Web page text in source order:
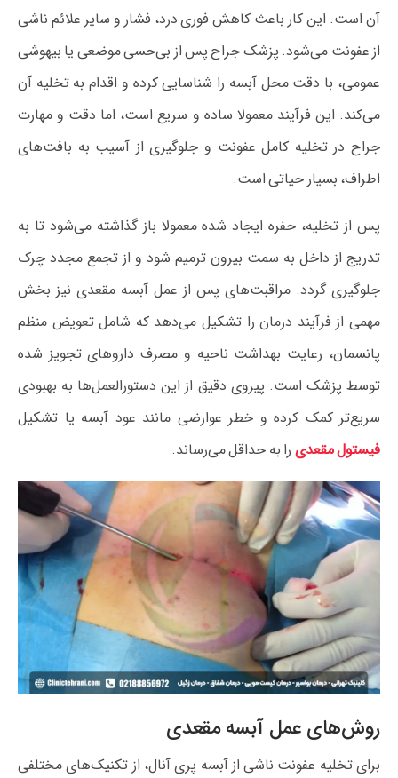
آن است. این کار باعث کاهش فوری درد، فشار و سایر علائم ناشی
از عفونت می‌شود. پزشک جراح پس از بی‌حسی موضعی یا بیهوشی
عمومی، با دقت محل آبسه را شناسایی کرده و اقدام به تخلیه آن
می‌کند. این فرآیند معمولا ساده و سریع است، اما دقت و مهارت
جراح در تخلیه کامل عفونت و جلوگیری از آسیب به بافت‌های
اطراف، بسیار حیاتی است.
پس از تخلیه، حفره ایجاد شده معمولا باز گذاشته می‌شود تا به
تدریج از داخل به سمت بیرون ترمیم شود و از تجمع مجدد چرک
جلوگیری گردد. مراقبت‌های پس از عمل آبسه مقعدی نیز بخش
مهمی از فرآیند درمان را تشکیل می‌دهد که شامل تعویض منظم
پانسمان، رعایت بهداشت ناحیه و مصرف داروهای تجویز شده
توسط پزشک است. پیروی دقیق از این دستورالعمل‌ها به بهبودی
سریع‌تر کمک کرده و خطر عوارضی مانند عود آبسه یا تشکیل
فیستول مقعدی را به حداقل می‌رساند.
روش‌های عمل آبسه مقعدی
برای تخلیه عفونت ناشی از آبسه پری آنال، از تکنیک‌های مختلفی